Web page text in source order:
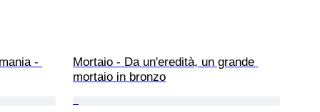
-
Mortaio - Da un'eredità, un grande
mortaio in bronzo